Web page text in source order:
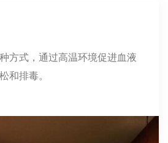
方式，通过高温环境促进血液
和排毒。